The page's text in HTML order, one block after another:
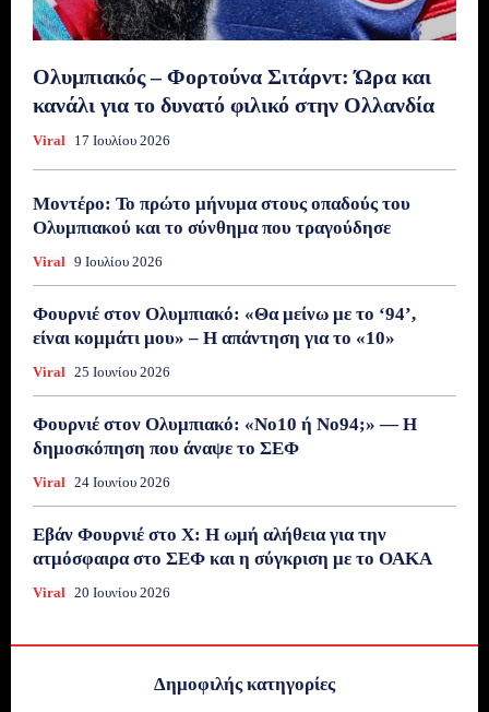
Ολυμπιακός – Φορτούνα Σιτάρντ: Ώρα και
κανάλι για το δυνατό φιλικό στην Ολλανδία
Viral 17 Ιουλίου 2026
Μοντέρο: Το πρώτο μήνυμα στους οπαδούς του
Ολυμπιακού και το σύνθημα που τραγούδησε
Viral 9 Ιουλίου 2026
Φουρνιέ στον Ολυμπιακό: «Θα μείνω με το ‘94’,
είναι κομμάτι μου» – Η απάντηση για το «10»
Viral 25 Ιουνίου 2026
Φουρνιέ στον Ολυμπιακό: «Νο10 ή Νο94;» — Η
δημοσκόπηση που άναψε το ΣΕΦ
Viral 24 Ιουνίου 2026
Εβάν Φουρνιέ στο X: Η ωμή αλήθεια για την
ατμόσφαιρα στο ΣΕΦ και η σύγκριση με το ΟΑΚΑ
Viral 20 Ιουνίου 2026
Δημοφιλής κατηγορίες